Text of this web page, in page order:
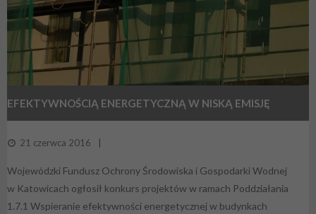
EFEKTYWNOŚCIĄ ENERGETYCZNĄ W NISKĄ EMISJĘ
21 czerwca 2016
Wojewódzki Fundusz Ochrony Środowiska i Gospodarki Wodnej
w Katowicach ogłosił konkurs projektów w ramach Poddziałania
1.7.1 Wspieranie efektywności energetycznej w budynkach